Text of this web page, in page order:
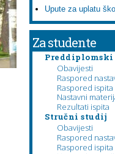
Upute za uplatu
Za studente
Obavijesti
Raspored
Raspored ispita
Nastavni
Rezultati ispita
Stručni studij
Obavijesti
Raspored
Raspored ispita